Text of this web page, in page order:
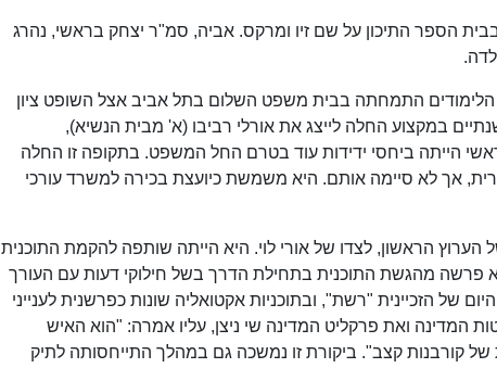
הספר התיכון על שם זיו ומרקס. אביה, סמ"ר יצחק בראשי, נהרג
התמחתה בבית משפט השלום בתל אביב אצל השופט ציון
במקצוע החלה לייצג את אורלי רביבו (א' מבית הנשיא),
הייתה ביחסי ידידות עוד בטרם החל המשפט. בתקופה זו החלה
אך לא סיימה אותם. היא משמשת כיועצת בכירה למשרד עורכי
הראשון, לצדו של אורי לוי. היא הייתה שותפה להקמת התוכנית
פרשה מהגשת התוכנית בתחילת הדרך בשל חילוקי דעות עם העורך
של הזכיינית "רשת", ובתוכניות אקטואליה שונות כפרשנית לענייני
המדינה ואת פרקליט המדינה שי ניצן, עליו אמרה: "הוא האיש
קורבנות קצב". ביקורת זו נמשכה גם במהלך התייחסותה לתיק